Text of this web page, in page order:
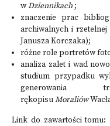
wDziennikach ;
znaczenie prac
archiwalnych i
Janusza Korczaka);
różne role portretów
analiza zalet i wad
studium przypadku
generowania
rękopisuMoraliów
Link do zawartości tomu: